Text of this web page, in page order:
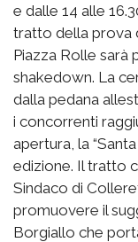
e dalle 14 alle
tratto della prova
Piazza Rolle sarà
shakedown. La
dalla pedana
i concorrenti
apertura, la
edizione. Il tratto
Sindaco di
promuovere il
Borgiallo che